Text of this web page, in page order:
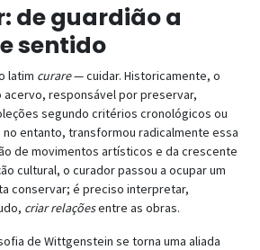
de guardião a
sentido
latim curare— cuidar. Historicamente, o
responsável por preservar,
segundo critérios cronológicos ou
no entanto, transformou radicalmente essa
de movimentos artísticos e da crescente
cultural, o curador passou a ocupar um
conservar; é preciso interpretar,
criar relaçõesentre as obras.
de Wittgenstein se torna uma aliada